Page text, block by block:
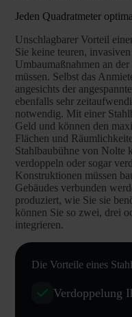
Jeden Quadratmeter
Unschlagbarer Vorteil
Sie keine teuren,
Umbaumaßnahmen an
müssen. Selbst das
angesichts der
ebenfalls sehr
notwendig. Mit einer
Geld und können den
Flächen und
Stahlbaubühne von Nolte
verdoppeln oder sogar
Konstruktionen müssen
Gebäudes verbunden
produziert, wie Sie sie
können Sie so zwei, drei
integrieren.
Die Vorteile eines
Verdoppelung